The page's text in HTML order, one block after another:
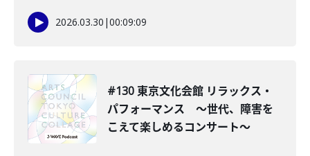
2026.03.30 |00:09:09
#130 東京文化会館 リラックス・
パフォーマンス ～世代、障害を
こえて楽しめるコンサート～